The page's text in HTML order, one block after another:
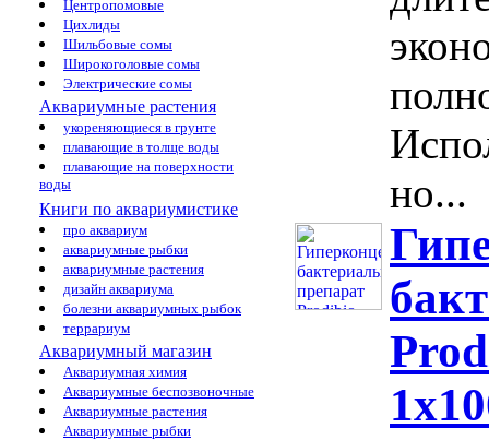
Центропомовые
Цихлиды
Шильбовые сомы
Широкоголовые сомы
Электрические сомы
Аквариумные растения
укореняющиеся в грунте
плавающие в толще воды
плавающие на поверхности
воды
Книги по аквариумистике
про аквариум
аквариумные рыбки
аквариумные растения
дизайн аквариума
болезни аквариумных рыбок
террариум
Аквариумный магазин
Аквариумная химия
Аквариумные беспозвоночные
Аквариумные растения
Аквариумные рыбки
но...